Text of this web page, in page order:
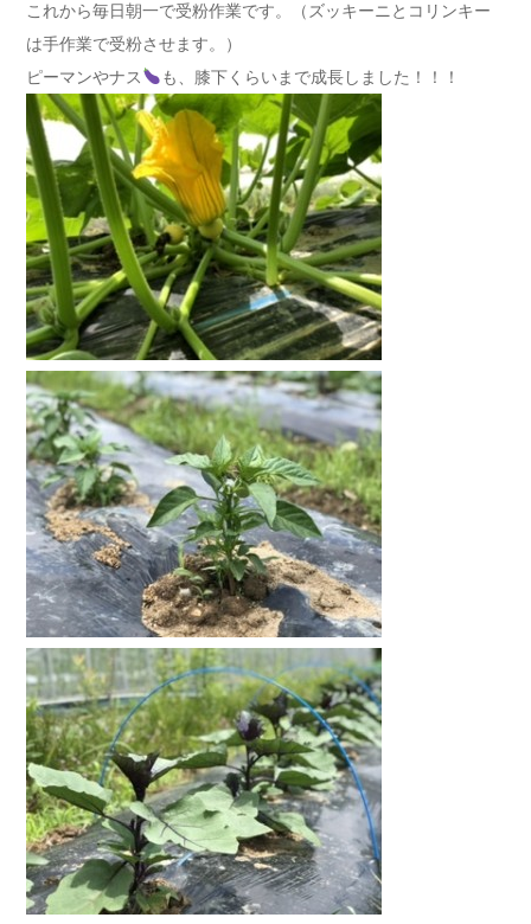
これから毎日朝一で受粉作業です。（ズッキーニとコリンキー
は手作業で受粉させます。）
ピーマンやナス
も、膝下くらいまで成長しました！！！